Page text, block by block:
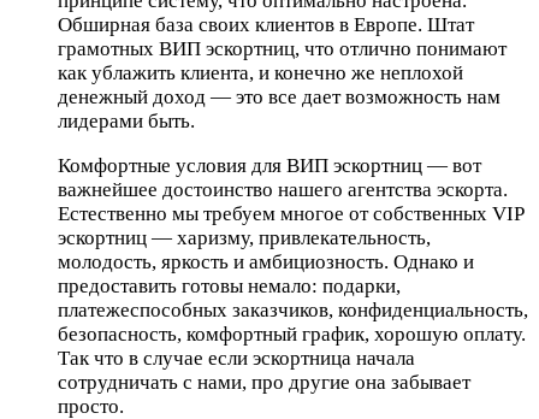
Обширная база своих клиентов в Европе. Штат
грамотных ВИП эскортниц, что отлично понимают
как ублажить клиента, и конечно же неплохой
денежный доход — это все дает возможность нам
лидерами быть.
Комфортные условия для ВИП эскортниц — вот
важнейшее достоинство нашего агентства эскорта.
Естественно мы требуем многое от собственных VIP
эскортниц — харизму, привлекательность,
молодость, яркость и амбициозность. Однако и
предоставить готовы немало: подарки,
платежеспособных заказчиков, конфиденциальность,
безопасность, комфортный график, хорошую оплату.
Так что в случае если эскортница начала
сотрудничать с нами, про другие она забывает
просто.